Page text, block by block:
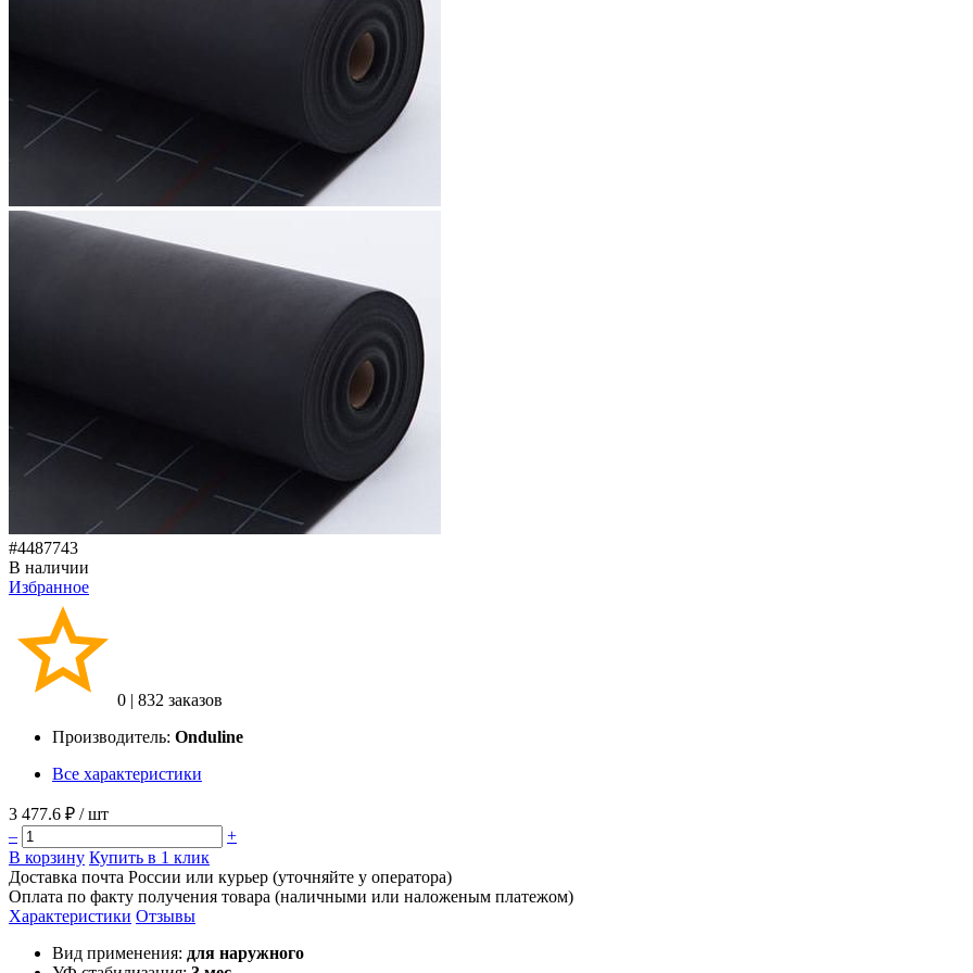
#4487743
В наличии
Избранное
0 | 832 заказов
Производитель: Onduline
Все характеристики
3 477.6 ₽ / шт
–
+
В корзину Купить в 1 клик
Доставка почта России или курьер (уточняйте у оператора)
Оплата по факту получения товара (наличными или наложеным платежом)
Характеристики Отзывы
Вид применения: для наружного